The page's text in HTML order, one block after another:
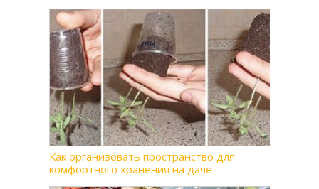
Как организовать пространство для
комфортного хранения на даче